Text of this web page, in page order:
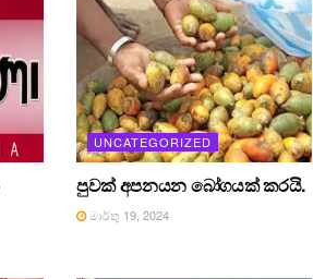
UNCATEGORIZED
පුවක් අපනයන බෝගයක් කරයි.
මාර්තු 19, 2024